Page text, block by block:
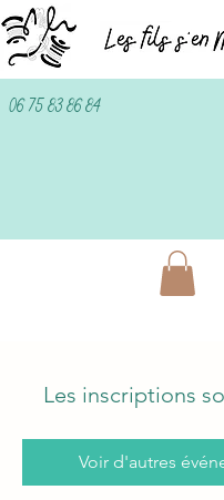
06 75 83 86 84
Les inscriptions
Voir d'autres